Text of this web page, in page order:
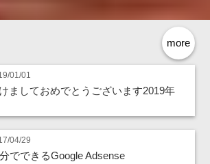
more
01/01
ましておめでとうございます2019年
04/29
でできるGoogle Adsense